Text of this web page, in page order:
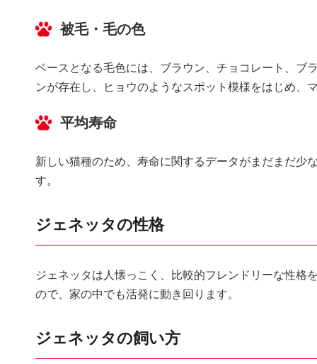
被毛・毛の色
ベースとなる毛色には、ブラウン、チョコレート、ブ
ンが存在し、ヒョウのようなスポット模様をはじめ、
平均寿命
新しい猫種のため、寿命に関するデータがまだまだ少
す。
ジェネッタの性格
ジェネッタは人懐っこく、比較的フレンドリーな性格
ので、家の中でも活発に動き回ります。
ジェネッタの飼い方